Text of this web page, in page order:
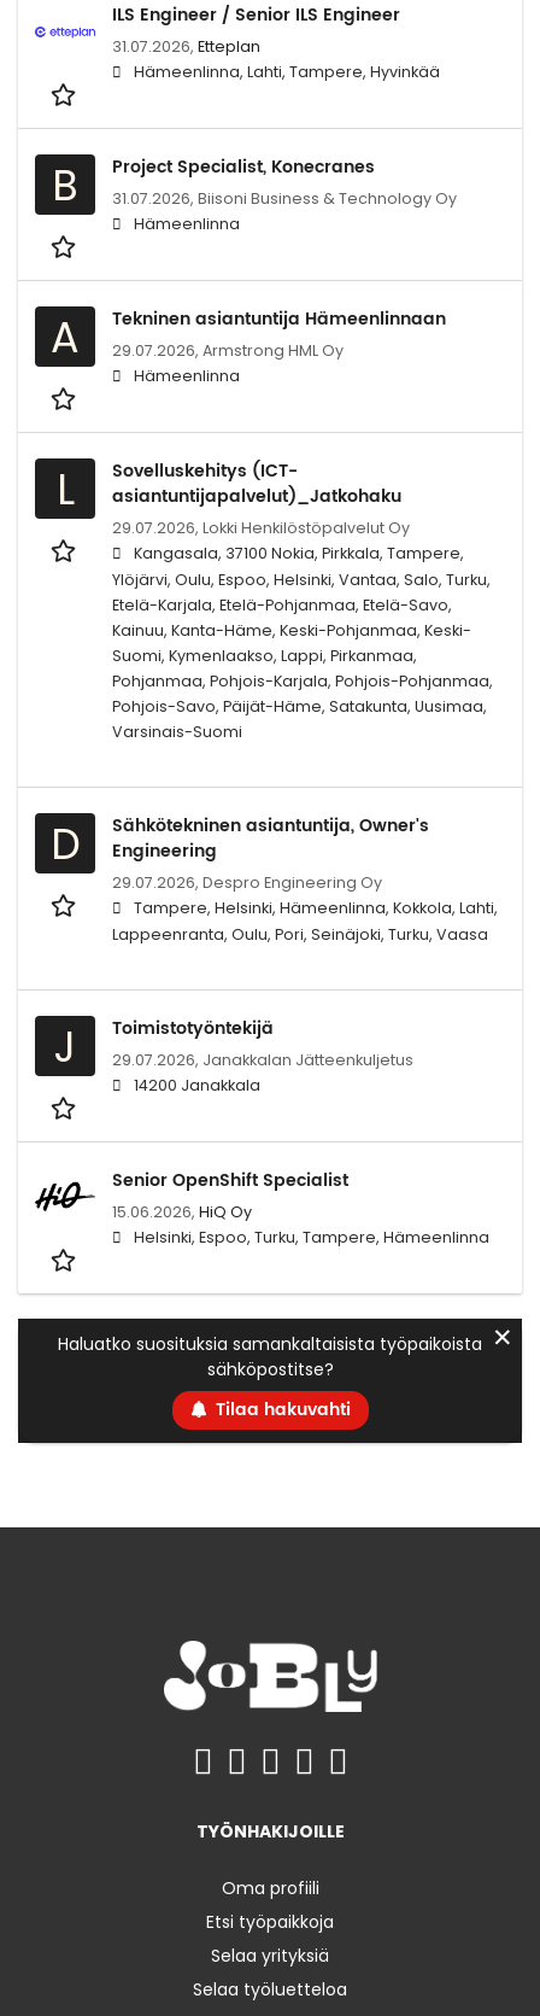
ILS Engineer / Senior ILS Engineer
31.07.2026, Etteplan
Hämeenlinna, Lahti, Tampere, Hyvinkää
B Project Specialist, Konecranes
31.07.2026, Biisoni Business & Technology Oy
Hämeenlinna
A Tekninen asiantuntija Hämeenlinnaan
29.07.2026, Armstrong HML Oy
Hämeenlinna
L
Sovelluskehitys (ICT-
asiantuntijapalvelut)_Jatkohaku
29.07.2026, Lokki Henkilöstöpalvelut Oy
Kangasala, 37100 Nokia, Pirkkala, Tampere,
Ylöjärvi, Oulu, Espoo, Helsinki, Vantaa, Salo, Turku,
Etelä-Karjala, Etelä-Pohjanmaa, Etelä-Savo,
Kainuu, Kanta-Häme, Keski-Pohjanmaa, Keski-
Suomi, Kymenlaakso, Lappi, Pirkanmaa,
Pohjanmaa, Pohjois-Karjala, Pohjois-Pohjanmaa,
Pohjois-Savo, Päijät-Häme, Satakunta, Uusimaa,
Varsinais-Suomi
D
Sähkötekninen asiantuntija, Owner's
Engineering
29.07.2026, Despro Engineering Oy
Tampere, Helsinki, Hämeenlinna, Kokkola, Lahti,
Lappeenranta, Oulu, Pori, Seinäjoki, Turku, Vaasa
J Toimistotyöntekijä
29.07.2026, Janakkalan Jätteenkuljetus
14200 Janakkala
Senior OpenShift Specialist
15.06.2026, HiQ Oy
Helsinki, Espoo, Turku, Tampere, Hämeenlinna
Haluatko suosituksia samankaltaisista työpaikoista
sähköpostitse?
Tilaa hakuvahti
✕
TYÖNHAKIJOILLE
Oma profiili
Etsi työpaikkoja
Selaa yrityksiä
Selaa työluetteloa